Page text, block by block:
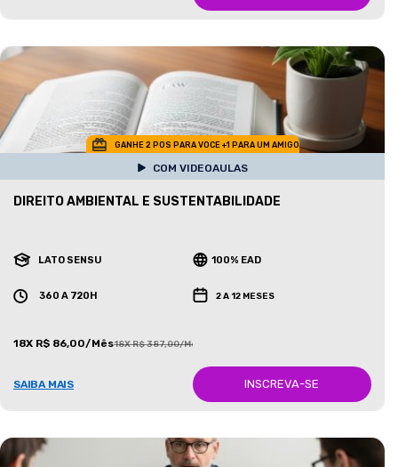
GANHE 2 POS PARA VOCE +1 PARA UM AMIGO
COM VIDEOAULAS
DIREITO AMBIENTAL E SUSTENTABILIDADE
LATO SENSU 100% EAD
360 A 720H 2 A 12 MESES
18X R$ 86,00/Mês18X R$ 387,00/Mês
SAIBA MAIS INSCREVA-SE